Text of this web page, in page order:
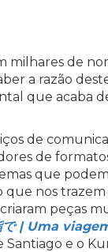
milhares de
a razão
que acaba
de
de
que
nos
peças
| Uma
e o